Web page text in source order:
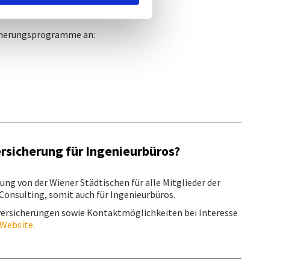
an:
für Ingenieurbüros?
von der Wiener Städtischen für alle Mitglieder der
somit auch für Ingenieurbüros.
sowie Kontaktmöglichkeiten bei Interesse
.